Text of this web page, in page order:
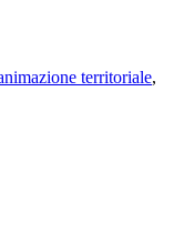
territoriale,